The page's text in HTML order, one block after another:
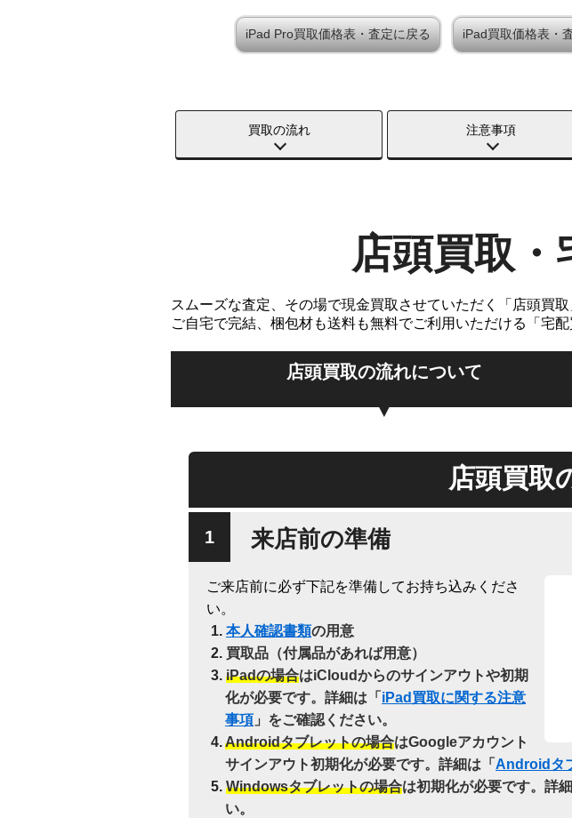
iPad Pro買取価格表・査定に戻る iPad買取価格表・
買取の流れ 注意事項
店頭買取・
スムーズな査定、その場で現金買取させていただく「店頭買取
ご自宅で完結、梱包材も送料も無料でご利用いただける「宅
店頭買取の流れについて
店頭買取
来店前の準備
ご来店前に必ず下記を準備してお持ち込みくださ
い。
本人確認書類の用意
買取品（付属品があれば用意）
iPadの場合はiCloudからのサインアウトや初期
化が必要です。詳細は「 iPad買取に関する注意
事項 」をご確認ください。
Androidタブレットの場合はGoogleアカウント
サインアウト初期化が必要です。詳細は「 Androidタ
Windowsタブレットの場合は初期化が必要です。詳
い。